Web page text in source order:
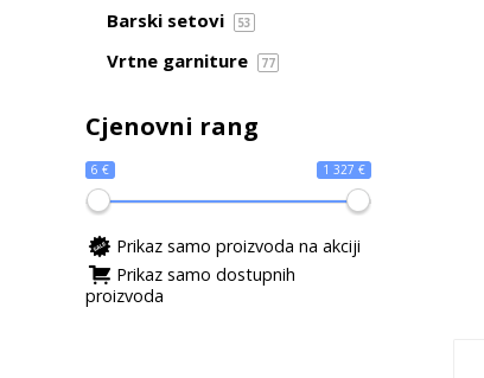
Barski setovi 53
Vrtne garniture 77
Cjenovni rang
6 € 1 327 €
Prikaz samo proizvoda na akciji
Prikaz samo dostupnih
proizvoda